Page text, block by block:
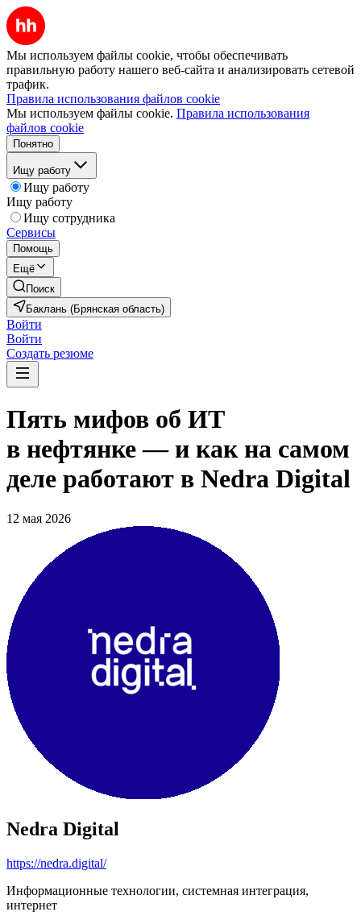
Мы используем файлы cookie, чтобы обеспечивать
правильную работу нашего веб-сайта и анализировать сетевой
трафик.
Правила использования файлов cookie
Мы используем файлы cookie. Правила использования
файлов cookie
Понятно
Ищу работу
Ищу работу
Ищу работу
Ищу сотрудника
Сервисы
Помощь
Ещё
Поиск
Баклань (Брянская область)
Войти
Войти
Создать резюме
Пять мифов об ИТ
в нефтянке — и как на самом
деле работают в Nedra Digital
12 мая 2026
Nedra Digital
https://nedra.digital/
Информационные технологии, системная интеграция,
интернет